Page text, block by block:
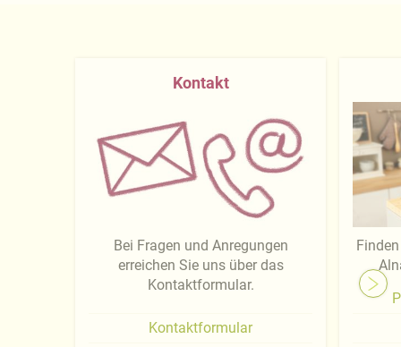
Kontakt
Bei Fragen und Anregungen
erreichen Sie uns über das
Kontaktformular.
Kontaktformular